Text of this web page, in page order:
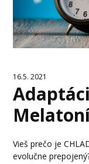
16.5. 2021
Vieš prečo je
evolučne